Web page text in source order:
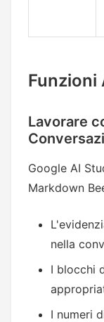
Funzioni
Lavorare
Google AI
Markdown
nella
I blocchi
I numeri